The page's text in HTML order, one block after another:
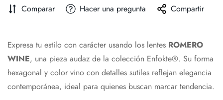
Comparar Hacer una pregunta Compartir
Expresa tu estilo con carácter usando los lentes ROMERO
WINE, una pieza audaz de la colección Enfokte®. Su forma
hexagonal y color vino con detalles sutiles reflejan elegancia
contemporánea, ideal para quienes buscan marcar tendencia.